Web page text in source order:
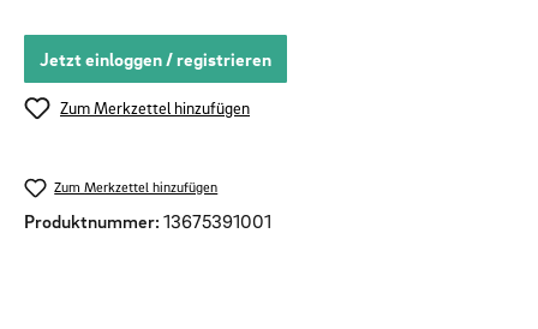
Jetzt einloggen / registrieren
Zum Merkzettel hinzufügen
Zum Merkzettel hinzufügen
Produktnummer: 13675391001